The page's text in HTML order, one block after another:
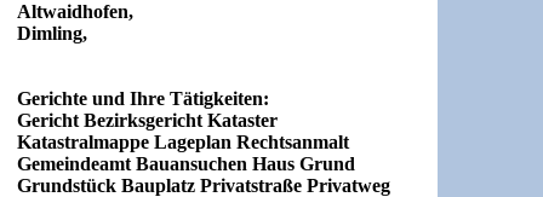
Altwaidhofen,
Dimling,
Gerichte und Ihre Tätigkeiten:
Gericht Bezirksgericht Kataster
Katastralmappe Lageplan Rechtsanmalt
Gemeindeamt Bauansuchen Haus Grund
Grundstück Bauplatz Privatstraße Privatweg